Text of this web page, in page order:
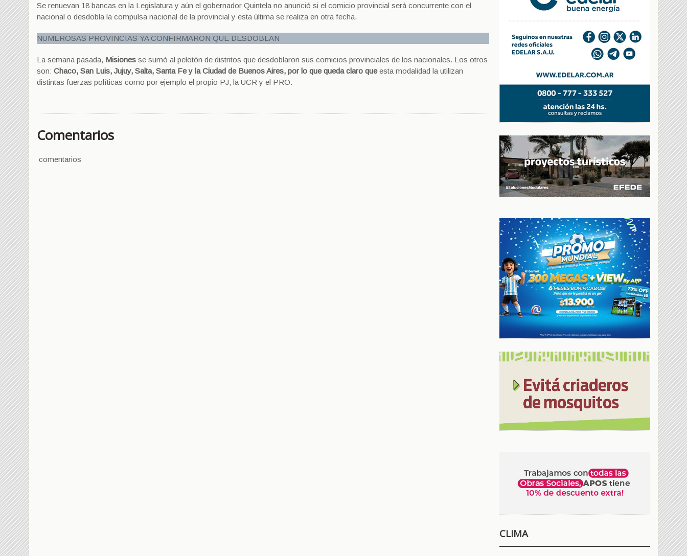
Se renuevan 18 bancas en la Legislatura y aún el gobernador Quintela no anunció si el comicio provincial será concurrente con el
nacional o desdobla la compulsa nacional de la provincial y esta última se realiza en otra fecha.
NUMEROSAS PROVINCIAS YA CONFIRMARON QUE DESDOBLAN
La semana pasada, Misiones se sumó al pelotón de distritos que desdoblaron sus comicios provinciales de los nacionales. Los otros
son: Chaco, San Luis, Jujuy, Salta, Santa Fe y la Ciudad de Buenos Aires, por lo que queda claro queesta modalidad la utilizan
distintas fuerzas políticas como por ejemplo el propio PJ, la UCR y el PRO.
Comentarios
comentarios
CLIMA